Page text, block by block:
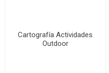
Cartografía Actividades
Outdoor